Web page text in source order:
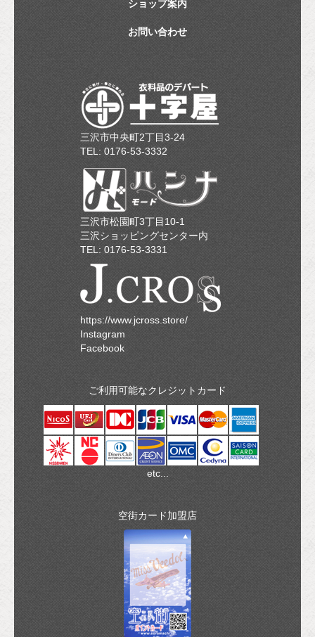
ショップ案内
お問い合わせ
三沢市中央町2丁目3-24
TEL: 0176-53-3332
三沢市松園町3丁目10-1
三沢ショッピングセンター内
TEL: 0176-53-3331
https://www.jcross.store/
Instagram
Facebook
ご利用可能なクレジットカード
etc...
空街カード加盟店